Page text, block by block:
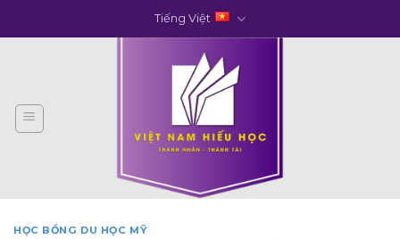
to
Tiếng Việt
HỌC BỔNG DU HỌC MỸ